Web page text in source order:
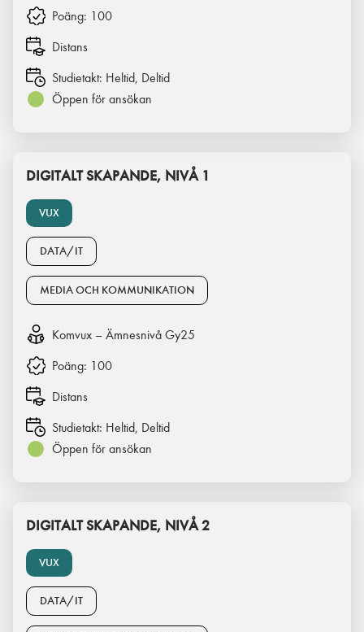
Poäng: 100
Distans
Studietakt: Heltid, Deltid
Öppen för ansökan
VUX
DIGITALT SKAPANDE, NIVÅ 1
DATA/IT
MEDIA OCH KOMMUNIKATION
Komvux – Ämnesnivå Gy25
Poäng: 100
Distans
Studietakt: Heltid, Deltid
Öppen för ansökan
VUX
DIGITALT SKAPANDE, NIVÅ 2
DATA/IT